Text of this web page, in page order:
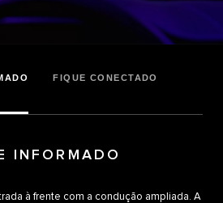
FIQUE CONECTADO
INFORMADO
à frente com a condução ampliada. A